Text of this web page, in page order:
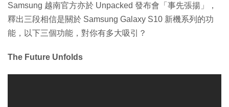
Samsung 越南官方亦於 Unpacked 發布會「事先張揚」，
釋出三段相信是關於 Samsung Galaxy S10 新機系列的功
能，以下三個功能，對你有多大吸引？
The Future Unfolds